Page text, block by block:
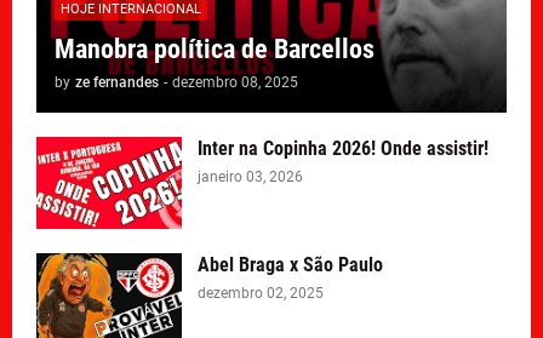
HOJE INTERNACIONAL
Manobra política de Barcellos
by ze fernandes - dezembro 08, 2025
Inter na Copinha 2026! Onde assistir!
janeiro 03, 2026
Abel Braga x São Paulo
dezembro 02, 2025